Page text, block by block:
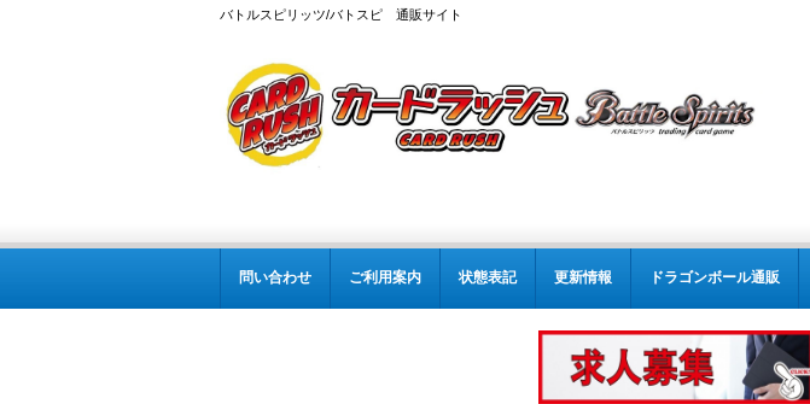
バトルスピリッツ/バトスピ 通販サイト
問い合わせ ご利用案内 状態表記 更新情報 ドラゴンボール通販